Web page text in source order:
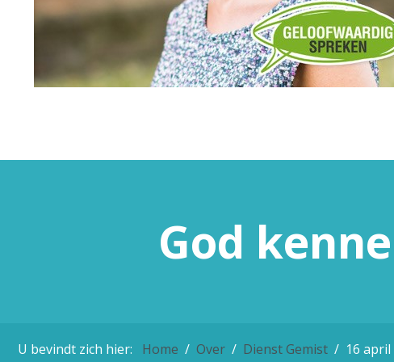
God
U bevindt zich hier: Home Over Dienst Gemist 16